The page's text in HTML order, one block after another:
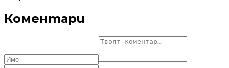
Коментари